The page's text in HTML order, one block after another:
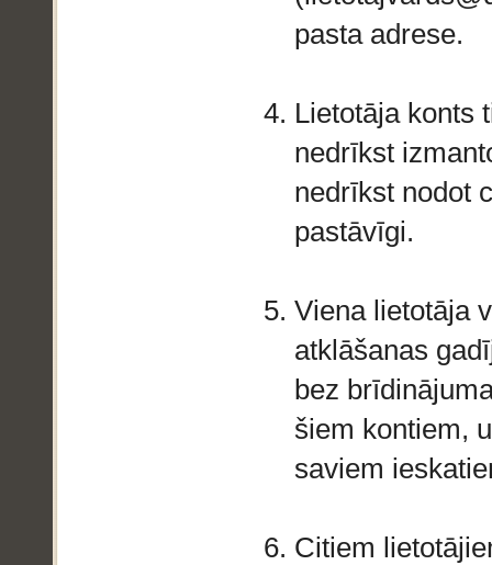
pasta adrese.
Lietotāja konts
nedrīkst
nedrīkst nodot
pastāvīgi.
Viena lietotāja
atklāšanas
bez
šiem kontiem,
saviem
Citiem